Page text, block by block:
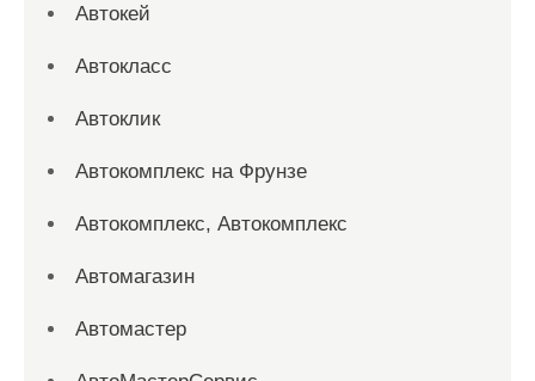
Автокей
Автокласс
Автоклик
Автокомплекс на Фрунзе
Автокомплекс, Автокомплекс
Автомагазин
Автомастер